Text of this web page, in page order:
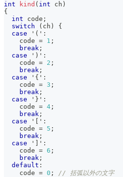
int
kind ( int ch )
{
int code ;
switch
( ch )
{
case
'(' :
    code
= 1 ;
break ;
case
')' :
    code
= 2 ;
break ;
case
'{' :
    code
= 3 ;
break ;
case
'}' :
    code
= 4 ;
break ;
case
'[' :
    code
= 5 ;
break ;
case
']' :
    code
= 6 ;
break ;
default :
    code
= 0 ;
// 括弧以外の文字